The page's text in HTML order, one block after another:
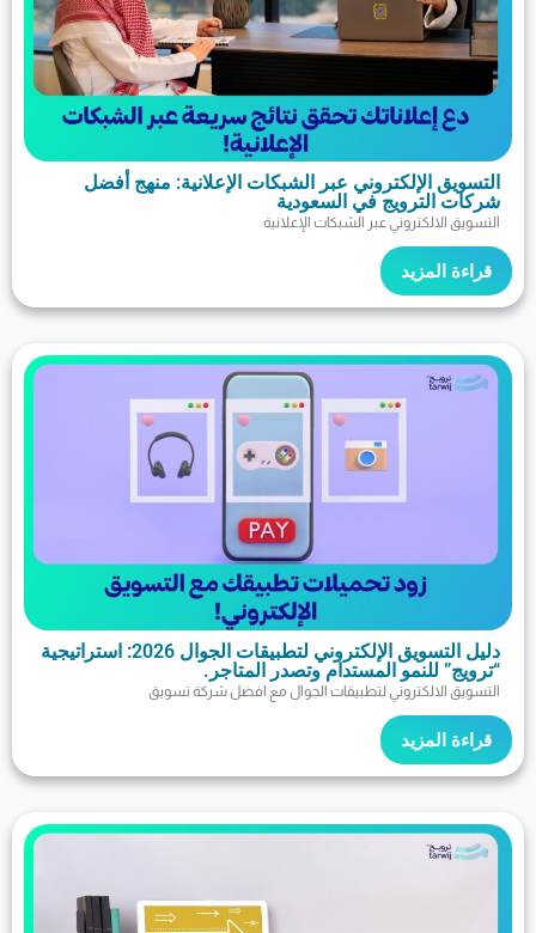
عبر الشبكات الإعلانية: منهج أفضل
في السعودية
عبر الشبكات الإعلانية
دليل التسويق الإلكتروني لتطبيقات الجوال 2026: استراتيجية
المستدام وتصدر المتاجر.
لتطبيقات الجوال مع افضل شركة تسويق